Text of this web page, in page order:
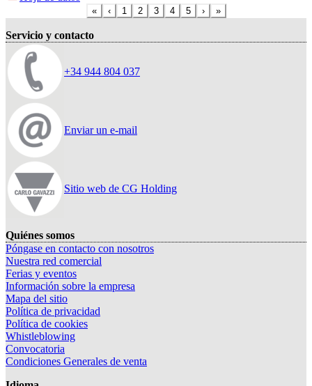
« ‹ 1 2 3 4 5 › »
Servicio y contacto
+34 944 804 037
Enviar un e-mail
Sitio web de CG Holding
Quiénes somos
Póngase en contacto con nosotros
Nuestra red comercial
Ferias y eventos
Información sobre la empresa
Mapa del sitio
Política de privacidad
Política de cookies
Whistleblowing
Convocatoria
Condiciones Generales de venta